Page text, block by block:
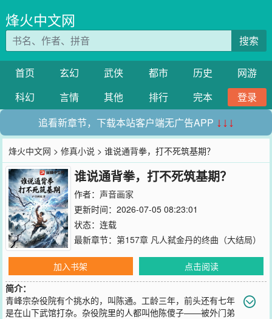
烽火中文网
搜索
首页 玄幻 武侠 都市 历史
网游
科幻
言情 其他 排行 完本
登录
追看新章节，下载本站客户端无广告APP ↓↓↓
烽火中文网 >修真小说 > 谁说通背拳，打不死筑基期？
谁说通背拳，打不死筑基期？
作者： 声音画家
更新时间：2026-07-05 08:23:01
状态：连载
最新章节： 第157章 凡人弑金丹的终曲（大结局）
加入书架
点击阅读
简介：
青峰宗杂役院有个挑水的，叫陈通。工龄三年，前头还有七年
是在山下武馆打杂。杂役院里的人都叫他陈傻子——被外门弟